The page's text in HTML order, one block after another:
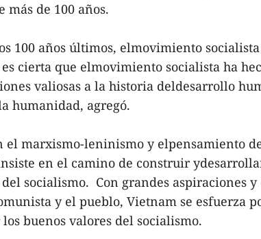
más de 100 años.
100 años últimos, elmovimiento
cierta que elmovimiento socialista ha
valiosas a la historia deldesarrollo
humanidad, agregó.
el marxismo-leninismo y elpensamiento
en el camino de construir
socialismo. Con grandes aspiraciones
y el pueblo, Vietnam se esfuerza
buenos valores del socialismo.